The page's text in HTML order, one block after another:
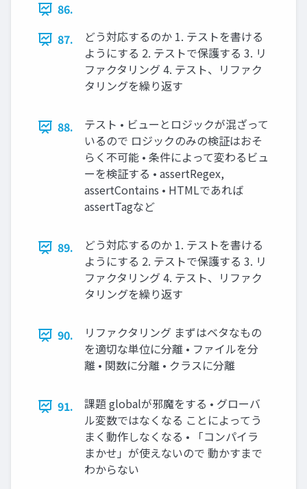
86.
87.
どう対応するのか 1. テストを書ける
ようにする 2. テストで保護する 3. リ
ファクタリング 4. テスト、リファク
タリングを繰り返す
88.
テスト • ビューとロジックが混ざって
いるので ロジックのみの検証はおそ
らく不可能 • 条件によって変わるビュ
ーを検証する • assertRegex,
assertContains • HTMLであれば
assertTagなど
89.
どう対応するのか 1. テストを書ける
ようにする 2. テストで保護する 3. リ
ファクタリング 4. テスト、リファク
タリングを繰り返す
90.
リファクタリング まずはベタなもの
を適切な単位に分離 • ファイルを分
離 • 関数に分離 • クラスに分離
91.
課題 globalが邪魔をする • グローバ
ル変数ではなくなる ことによってう
まく動作しなくなる • 「コンパイラ
まかせ」が使えないので 動かすまで
わからない